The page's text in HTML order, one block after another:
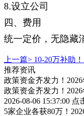
8.设立公司
四、费用
统一定价，无隐藏
上一篇> 10-20万补助
推荐资讯
政策资金齐发力！
政策资金齐发力！
2026-08-06 15:37:00 点
5家企业各获80万！